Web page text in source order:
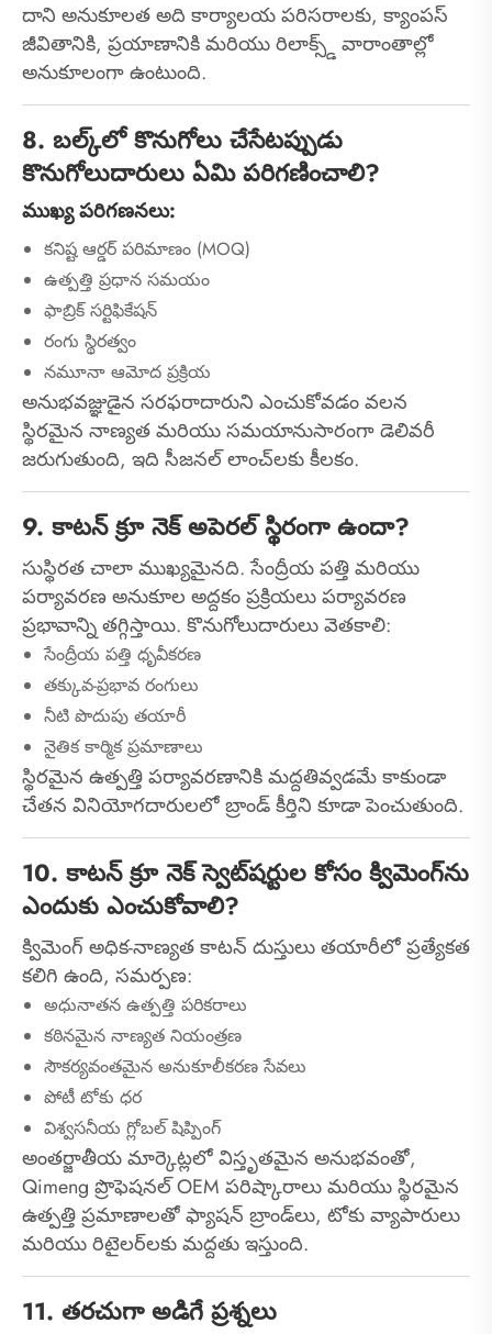
దాని అనుకూలత అది కార్యాలయ పరిసరాలకు, క్యాంపస్
జీవితానికి, ప్రయాణానికి మరియు రిలాక్స్డ్ వారాంతాల్లో
అనుకూలంగా ఉంటుంది.
8. బల్క్‌లో కొనుగోలు చేసేటప్పుడు
కొనుగోలుదారులు ఏమి పరిగణించాలి?
ముఖ్య పరిగణనలు:
కనిష్ట ఆర్డర్ పరిమాణం (MOQ)
ఉత్పత్తి ప్రధాన సమయం
ఫాబ్రిక్ సర్టిఫికేషన్
రంగు స్థిరత్వం
నమూనా ఆమోద ప్రక్రియ
అనుభవజ్ఞుడైన సరఫరాదారుని ఎంచుకోవడం వలన
స్థిరమైన నాణ్యత మరియు సమయానుసారంగా డెలివరీ
జరుగుతుంది, ఇది సీజనల్ లాంచ్‌లకు కీలకం.
9. కాటన్ క్రూ నెక్ అపెరల్ స్థిరంగా ఉందా?
సుస్థిరత చాలా ముఖ్యమైనది. సేంద్రీయ పత్తి మరియు
పర్యావరణ అనుకూల అద్దకం ప్రక్రియలు పర్యావరణ
ప్రభావాన్ని తగ్గిస్తాయి. కొనుగోలుదారులు వెతకాలి:
సేంద్రీయ పత్తి ధృవీకరణ
తక్కువ-ప్రభావ రంగులు
నీటి పొదుపు తయారీ
నైతిక కార్మిక ప్రమాణాలు
స్థిరమైన ఉత్పత్తి పర్యావరణానికి మద్దతివ్వడమే కాకుండా
చేతన వినియోగదారులలో బ్రాండ్ కీర్తిని కూడా పెంచుతుంది.
10. కాటన్ క్రూ నెక్ స్వెట్‌షర్టుల కోసం క్విమెంగ్‌ను
ఎందుకు ఎంచుకోవాలి?
క్విమెంగ్ అధిక-నాణ్యత కాటన్ దుస్తులు తయారీలో ప్రత్యేకత
కలిగి ఉంది, సమర్పణ:
అధునాతన ఉత్పత్తి పరికరాలు
కఠినమైన నాణ్యత నియంత్రణ
సౌకర్యవంతమైన అనుకూలీకరణ సేవలు
పోటీ టోకు ధర
విశ్వసనీయ గ్లోబల్ షిప్పింగ్
అంతర్జాతీయ మార్కెట్లలో విస్తృతమైన అనుభవంతో,
Qimeng ప్రొఫెషనల్ OEM పరిష్కారాలు మరియు స్థిరమైన
ఉత్పత్తి ప్రమాణాలతో ఫ్యాషన్ బ్రాండ్‌లు, టోకు వ్యాపారులు
మరియు రిటైలర్‌లకు మద్దతు ఇస్తుంది.
11. తరచుగా అడిగే ప్రశ్నలు